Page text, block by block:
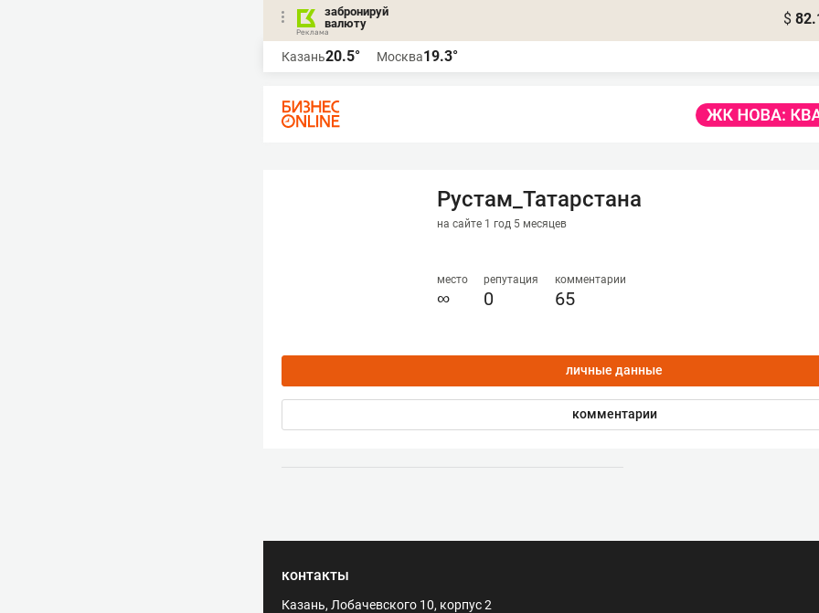
забронируй
валюту
$
Казань20.5° Москва19.3°
Рустам_Татарстана
на сайте 1 год 5 месяцев
место
∞
репутация
0
комментарии
65
личные данные
комментарии
контакты
Казань, Лобачевского 10, корпус 2